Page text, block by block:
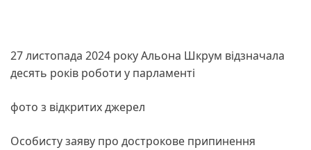
27 листопада 2024 року Альона Шкрум відзначала
десять років роботи у парламенті
фото з відкритих джерел
Особисту заяву про дострокове припинення